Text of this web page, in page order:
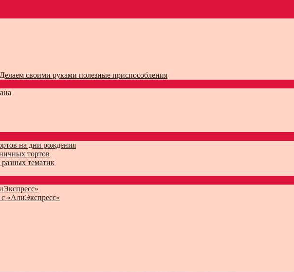
Делаем своими руками полезные приспособления
на дни рождения
тортов
тематик
«АлиЭкспресс»